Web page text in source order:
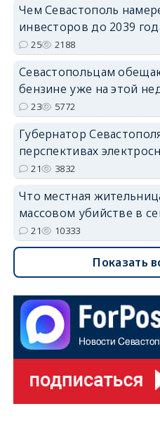
Чем Севастополь
инвесторов до 2039
25 2188
Севастопольцам
бензине уже на этой
23 5772
Губернатор
перспективах
21 3832
Что местная
массовом убийстве в
21 10333
Показать